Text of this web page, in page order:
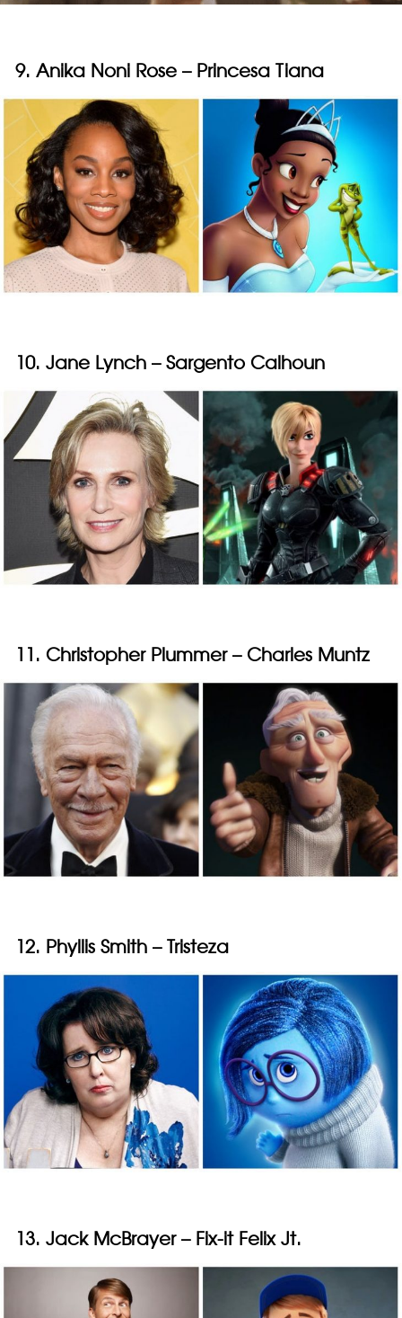
9. Anika Noni Rose – Princesa Tiana
10. Jane Lynch – Sargento Calhoun
11. Christopher Plummer – Charles Muntz
12. Phyllis Smith – Tristeza
13. Jack McBrayer – Fix-it Felix Jt.